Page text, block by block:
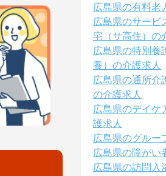
広島県の有料老
広島県のサービ
宅（サ高住）の
広島県の特別養
養）の介護求人
広島県の通所介
の介護求人
広島県のデイケ
護求人
広島県のグルー
広島県の障がい
広島県の訪問入